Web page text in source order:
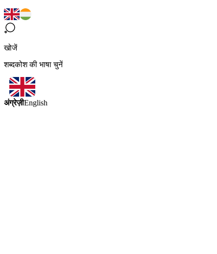
खोजें
शब्दकोश की भाषा चुनें
अंग्रेज़ीEnglish